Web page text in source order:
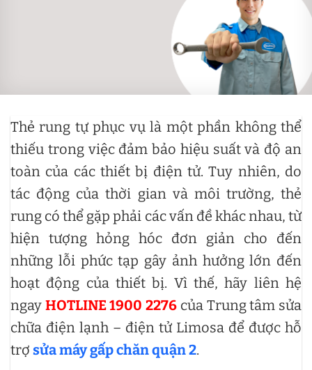
Thẻ rung tự phục vụ là một phần không thể
thiếu trong việc đảm bảo hiệu suất và độ an
toàn của các thiết bị điện tử. Tuy nhiên, do
tác động của thời gian và môi trường, thẻ
rung có thể gặp phải các vấn đề khác nhau, từ
hiện tượng hỏng hóc đơn giản cho đến
những lỗi phức tạp gây ảnh hưởng lớn đến
hoạt động của thiết bị. Vì thế, hãy liên hệ
ngay HOTLINE 1900 2276 của Trung tâm sửa
chữa điện lạnh – điện tử Limosa để được hỗ
trợ sửa máy gấp chăn quận 2.